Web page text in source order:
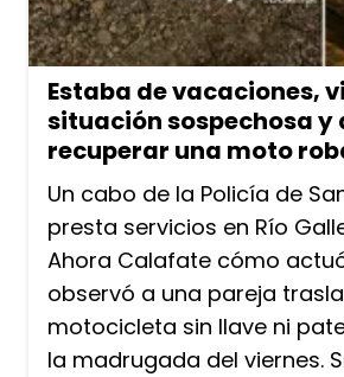
Estaba de vacaciones,
situación sospechosa y
recuperar una moto
Un cabo de la Policía de
presta servicios en Río
Ahora Calafate cómo
observó a una pareja
motocicleta sin llave ni
la madrugada del viernes.